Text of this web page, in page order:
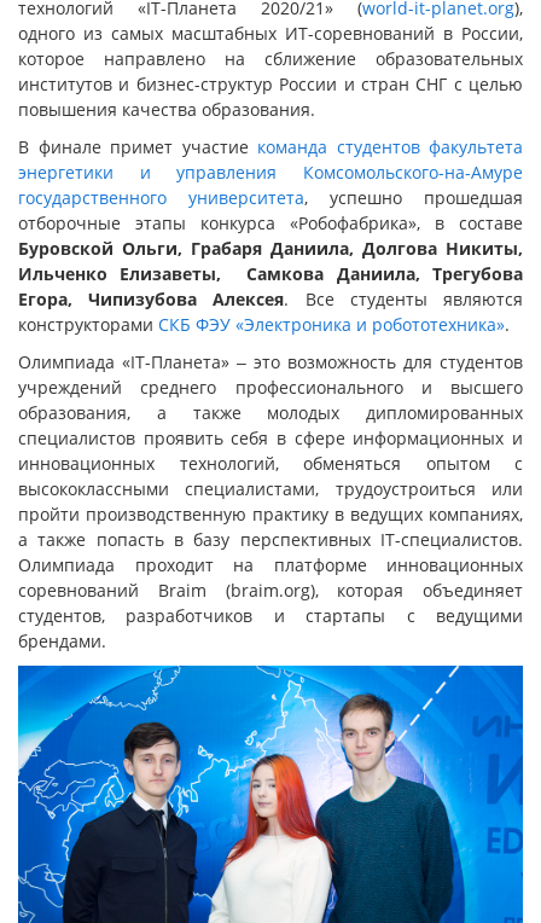
технологий «IT-Планета 2020/21» (world-it-planet.org),
одного из самых масштабных ИТ-соревнований в России,
которое направлено на сближение образовательных
институтов и бизнес-структур России и стран СНГ с целью
повышения качества образования.
В финале примет участие команда студентов факультета
энергетики и управления Комсомольского-на-Амуре
государственного университета, успешно прошедшая
отборочные этапы конкурса «Робофабрика», в составе
Буровской Ольги, Грабаря Даниила, Долгова Никиты,
Ильченко Елизаветы, Самкова Даниила, Трегубова
Егора, Чипизубова Алексея. Все студенты являются
конструкторами СКБ ФЭУ «Электроника и робототехника».
Олимпиада «IT-Планета» ‒ это возможность для студентов
учреждений среднего профессионального и высшего
образования, а также молодых дипломированных
специалистов проявить себя в сфере информационных и
инновационных технологий, обменяться опытом с
высококлассными специалистами, трудоустроиться или
пройти производственную практику в ведущих компаниях,
а также попасть в базу перспективных IT-специалистов.
Олимпиада проходит на платформе инновационных
соревнований Braim (braim.org), которая объединяет
студентов, разработчиков и стартапы с ведущими
брендами.